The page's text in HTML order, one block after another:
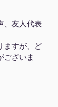
、友人代表
ますが、ど
ございま